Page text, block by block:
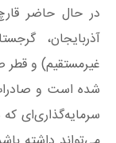
در حال حاضر
آذربایجان،
غیرمستقیم) و قطر
شده است و
سرمایه‌گذاری‌ای